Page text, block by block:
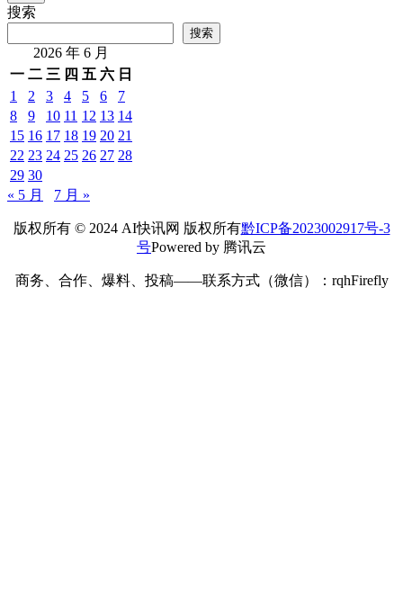
搜索
搜索
2026 年 6 月
一 二 三 四 五 六 日
1
2 3 4 5 6
7
8
9 10 11 12 13 14
15 16 17 18 19 20 21
22 23 24 25 26 27 28
29 30
« 5 月
7 月 »
版权所有 © 2024 AI快讯网 版权所有黔ICP备2023002917号-3
号Powered by 腾讯云
商务、合作、爆料、投稿——联系方式（微信）：rqhFirefly